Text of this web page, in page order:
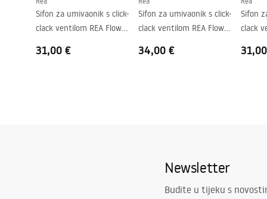
Preljevna rupa
Sifon za umivaonik s click-
clack ventilom REA Flow
31,00 €
Sifon za umivaonik s click-
clack ventilom REA Flow
34,00 €
Sifon
clack
Newsletter
Budite u tijeku s